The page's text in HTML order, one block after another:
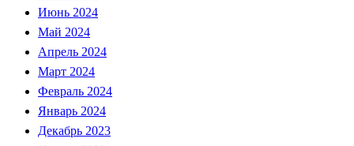
Июнь 2024
Май 2024
Апрель 2024
Март 2024
Февраль 2024
Январь 2024
Декабрь 2023